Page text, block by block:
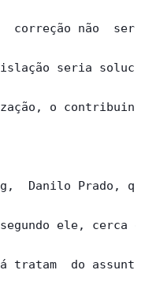
não
seria
o contribuinte
Danilo Prado,
ele, cerca de
tratam  do